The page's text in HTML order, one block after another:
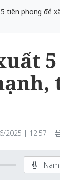
tiên phong để
2025 | 12:57